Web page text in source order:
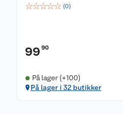
☆☆☆☆☆ (0)
99 90
På lager (+100)
På lager i 32 butikker